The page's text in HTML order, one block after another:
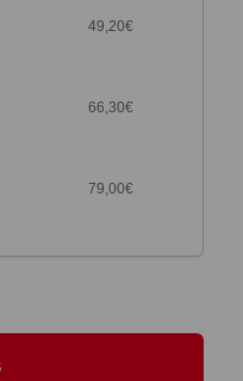
49,20€
66,30€
79,00€